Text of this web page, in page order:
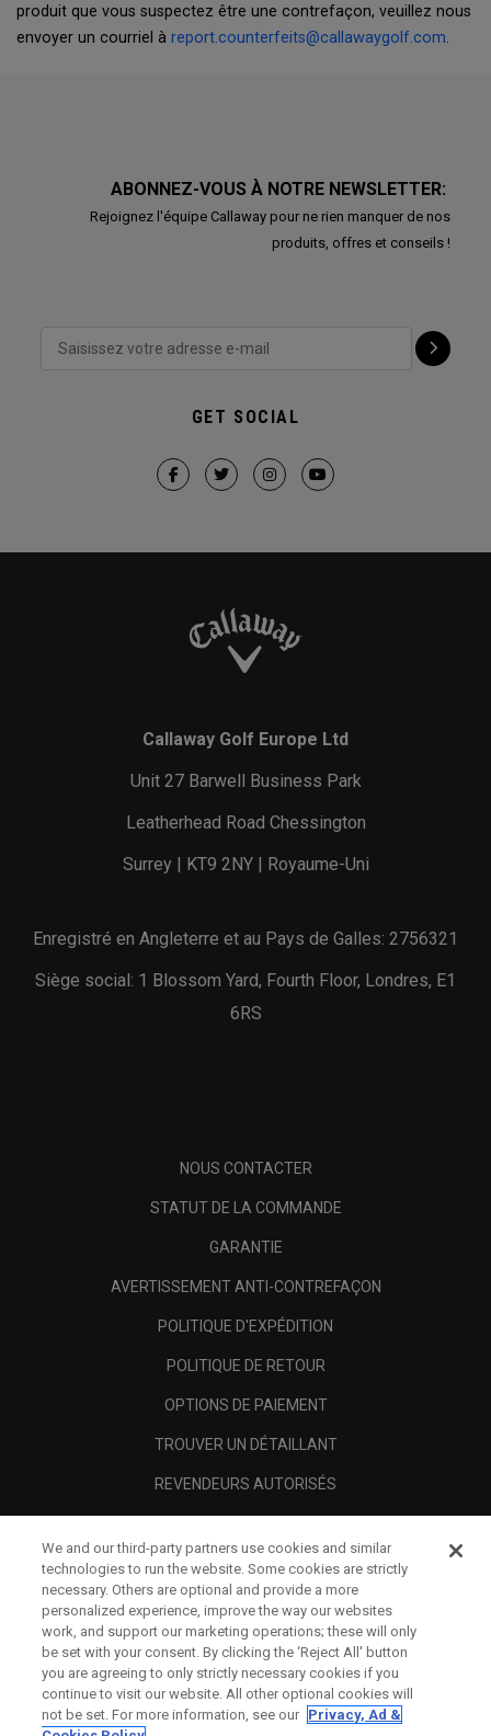
produit que vous suspectez être une contrefaçon, veuillez nous
envoyer un courriel à report.counterfeits@callawaygolf.com.
ABONNEZ-VOUS À NOTRE NEWSLETTER:
Rejoignez l'équipe Callaway pour ne rien manquer de nos
produits, offres et conseils !
GET SOCIAL
Callaway Golf Europe Ltd
Unit 27 Barwell Business Park
Leatherhead Road Chessington
Surrey | KT9 2NY | Royaume-Uni
Enregistré en Angleterre et au Pays de Galles: 2756321
Siège social: 1 Blossom Yard, Fourth Floor, Londres, E1
6RS
NOUS CONTACTER
STATUT DE LA COMMANDE
GARANTIE
AVERTISSEMENT ANTI-CONTREFAÇON
POLITIQUE D'EXPÉDITION
POLITIQUE DE RETOUR
OPTIONS DE PAIEMENT
TROUVER UN DÉTAILLANT
REVENDEURS AUTORISÉS
A PROPOS
MENTIONS LÉGALES
We and our third-party partners use cookies and similar
technologies to run the website. Some cookies are strictly
necessary. Others are optional and provide a more
personalized experience, improve the way our websites
work, and support our marketing operations; these will only
be set with your consent. By clicking the ‘Reject All' button
you are agreeing to only strictly necessary cookies if you
continue to visit our website. All other optional cookies will
not be set. For more information, see our Privacy, Ad &